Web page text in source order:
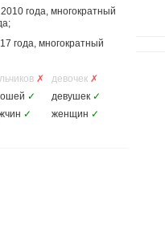
года, многократный
года, многократный
✗ девочек ✗
✓ девушек ✓
✓ женщин ✓